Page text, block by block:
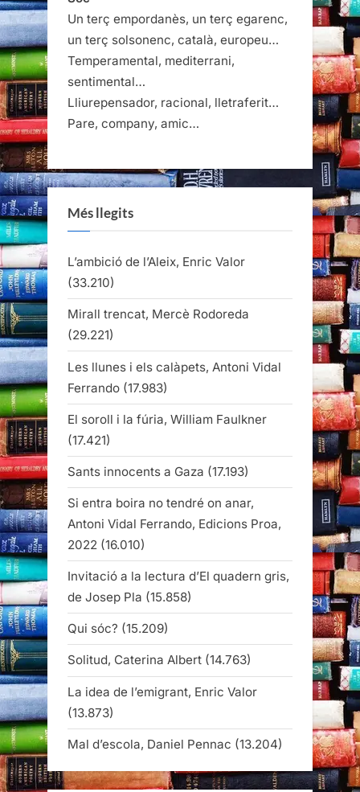
Un terç empordanès, un terç egarenc,
un terç solsonenc, català, europeu…
Temperamental, mediterrani,
sentimental…
Lliurepensador, racional, lletraferit…
Pare, company, amic…
Més llegits
L’ambició de l’Aleix, Enric Valor
(33.210)
Mirall trencat, Mercè Rodoreda
(29.221)
Les llunes i els calàpets, Antoni Vidal
Ferrando (17.983)
El soroll i la fúria, William Faulkner
(17.421)
Sants innocents a Gaza (17.193)
Si entra boira no tendré on anar,
Antoni Vidal Ferrando, Edicions Proa,
2022 (16.010)
Invitació a la lectura d’El quadern gris,
de Josep Pla (15.858)
Qui sóc? (15.209)
Solitud, Caterina Albert (14.763)
La idea de l’emigrant, Enric Valor
(13.873)
Mal d’escola, Daniel Pennac (13.204)